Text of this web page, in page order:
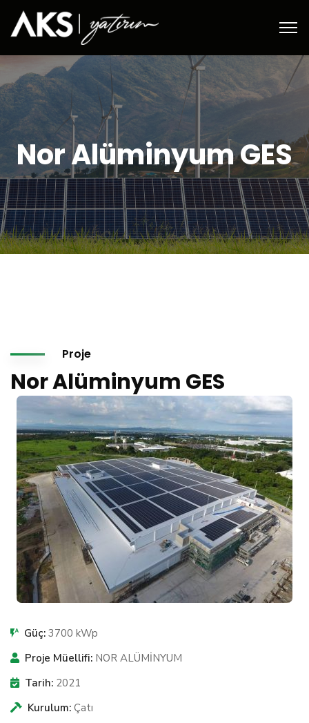
Nor Alüminyum GES
Proje
Nor Alüminyum GES
Güç: 3700 kWp
Proje Müellifi: NOR ALÜMİNYUM
Tarih: 2021
Kurulum: Çatı